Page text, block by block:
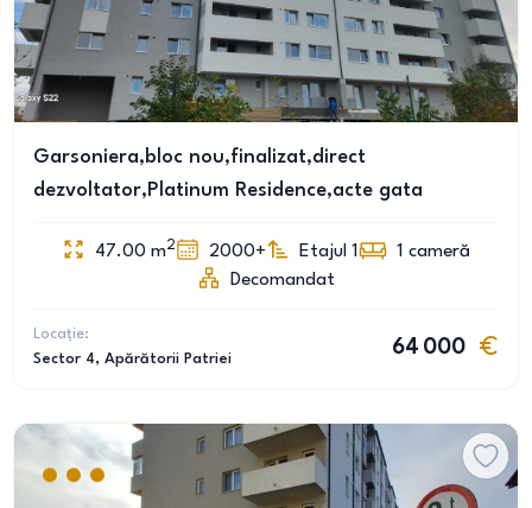
Garsoniera,bloc nou,finalizat,direct
dezvoltator,Platinum Residence,acte gata
47.00 m2 2000+ Etajul 1 1 cameră
Decomandat
Locație:
Sector 4, Apărătorii Patriei
64 000